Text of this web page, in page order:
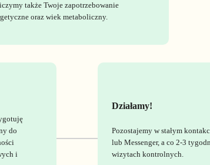
także Twoje zapotrzebowanie
oraz wiek metaboliczny.
do
i
Działamy!
Pozostajemy w stałym
lub Messenger, a co 2-3
wizytach kontrolnych.